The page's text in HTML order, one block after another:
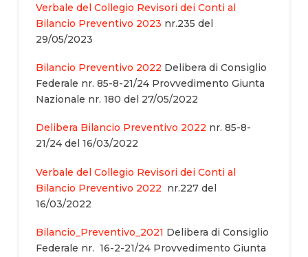
Verbale del Collegio Revisori dei Conti al
Bilancio Preventivo 2023 nr.235 del
29/05/2023
Bilancio Preventivo 2022 Delibera di Consiglio
Federale nr. 85-8-21/24 Provvedimento Giunta
Nazionale nr. 180 del 27/05/2022
Delibera Bilancio Preventivo 2022 nr. 85-8-
21/24 del 16/03/2022
Verbale del Collegio Revisori dei Conti al
Bilancio Preventivo 2022 nr.227 del
16/03/2022
Bilancio_Preventivo_2021 Delibera di Consiglio
Federale nr. 16-2-21/24 Provvedimento Giunta